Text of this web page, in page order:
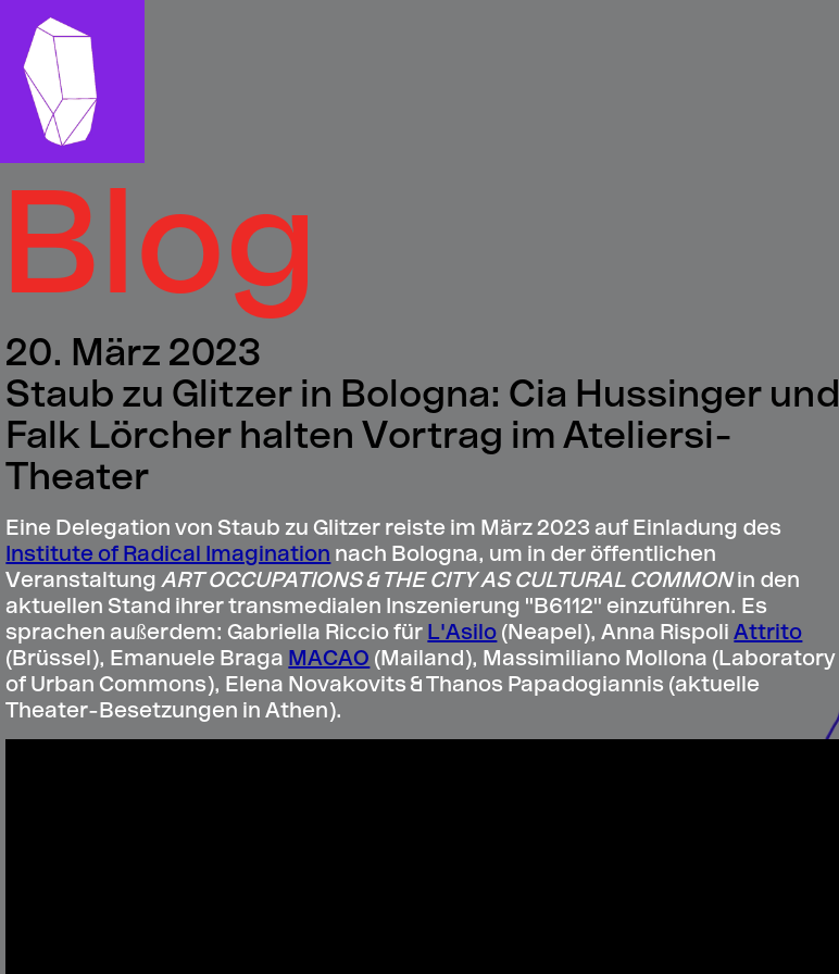
Blog
20. März 2023
Staub zu Glitzer in Bologna: Cia Hussinger und
Falk Lörcher halten Vortrag im Ateliersi-
Theater
Eine Delegation von Staub zu Glitzer reiste im März 2023 auf Einladung des
Institute of Radical Imagination nach Bologna, um in der öffentlichen
VeranstaltungART OCCUPATIONS & THE CITY AS CULTURAL COMMONin den
aktuellen Stand ihrer transmedialen Inszenierung "B6112" einzuführen. Es
sprachen außerdem: Gabriella Riccio für L'Asilo (Neapel), Anna RispoliAttrito
(Brüssel), Emanuele Braga MACAO (Mailand), Massimiliano Mollona (Laboratory
of Urban Commons), Elena Novakovits & Thanos Papadogiannis (aktuelle
Theater-Besetzungen in Athen).